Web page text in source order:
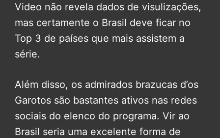
Video não revela dados de visulizações,
mas certamente o Brasil deve ficar no
Top 3 de países que mais assistem a
série.
Além disso, os admirados brazucas d’os
Garotos são bastantes ativos nas redes
sociais do elenco do programa. Vir ao
Brasil seria uma excelente forma de